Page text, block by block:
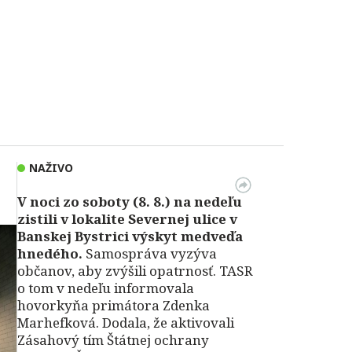
NAŽIVO
V noci zo soboty (8. 8.) na nedeľu
zistili v lokalite Severnej ulice v
Banskej Bystrici výskyt medveďa
hnedého. Samospráva vyzýva
občanov, aby zvýšili opatrnosť. TASR
o tom v nedeľu informovala
hovorkyňa primátora Zdenka
Marhefková. Dodala, že aktivovali
Zásahový tím Štátnej ochrany